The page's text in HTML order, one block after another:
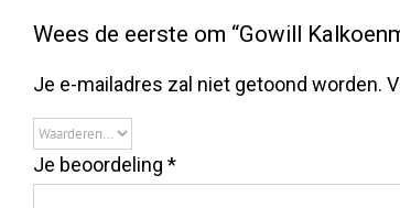
Wees de eerste om “Gowill
Je e-mailadres zal niet getoond worden.
Je beoordeling *